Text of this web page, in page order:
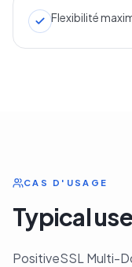
Flexibilité
CAS D'USAGE
Typical
PositiveSSL Multi-